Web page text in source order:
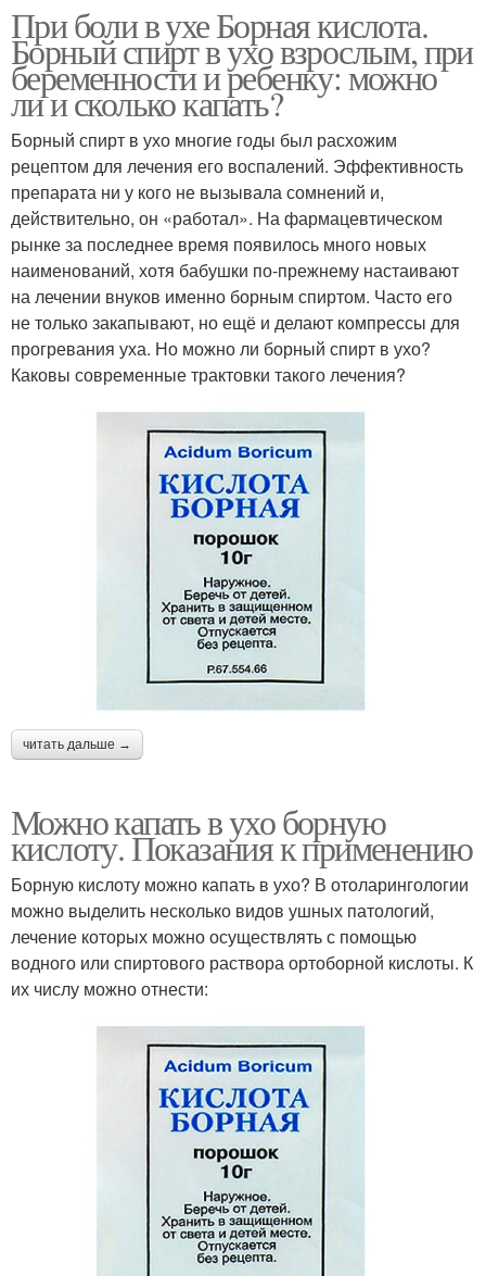
При боли в ухе Борная кислота.
Борный спирт в ухо взрослым, при
беременности и ребенку: можно
ли и сколько капать?
Борный спирт в ухо многие годы был расхожим
рецептом для лечения его воспалений. Эффективность
препарата ни у кого не вызывала сомнений и,
действительно, он «работал». На фармацевтическом
рынке за последнее время появилось много новых
наименований, хотя бабушки по-прежнему настаивают
на лечении внуков именно борным спиртом. Часто его
не только закапывают, но ещё и делают компрессы для
прогревания уха. Но можно ли борный спирт в ухо?
Каковы современные трактовки такого лечения?
читать дальше →
Можно капать в ухо борную
кислоту. Показания к применению
Борную кислоту можно капать в ухо? В отоларингологии
можно выделить несколько видов ушных патологий,
лечение которых можно осуществлять с помощью
водного или спиртового раствора ортоборной кислоты. К
их числу можно отнести: